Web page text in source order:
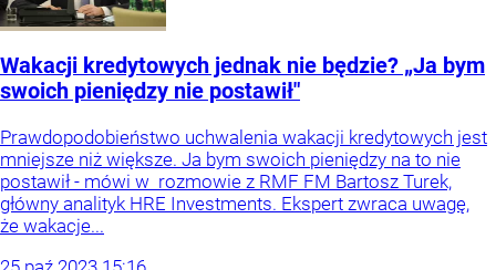
Wakacji kredytowych jednak nie będzie? „Ja bym
swoich pieniędzy nie postawił"
Prawdopodobieństwo uchwalenia wakacji kredytowych jest
mniejsze niż większe. Ja bym swoich pieniędzy na to nie
postawił - mówi w rozmowie z RMF FM Bartosz Turek,
główny analityk HRE Investments. Ekspert zwraca uwagę,
że wakacje...